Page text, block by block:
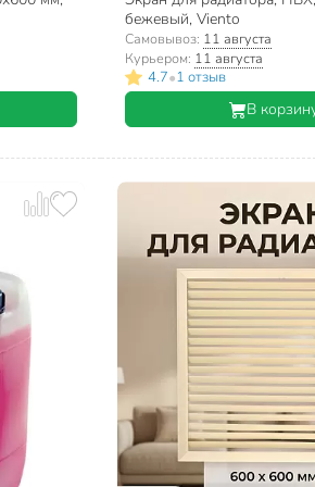
бежевый, Viento
Самовывоз: 11 августа
Курьером: 11 августа
4.7•1 отзыв
В